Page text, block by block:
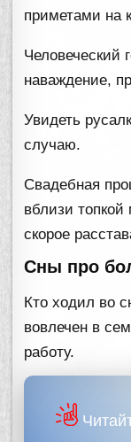
приметами на
Человеческий
наваждение,
Увидеть
случаю.
Свадебная
вблизи
скорое
Сны про
Кто ходил во
вовлечен в
работу.